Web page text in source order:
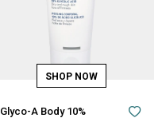
Glyco-A Body 10%